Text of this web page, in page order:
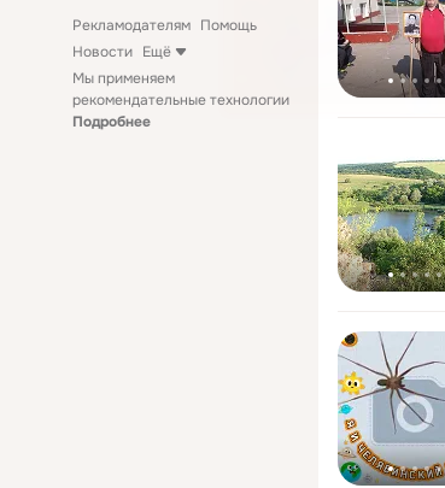
Рекламодателям Помощь
Новости Ещё
Мы применяем
рекомендательные технологии
Подробнее